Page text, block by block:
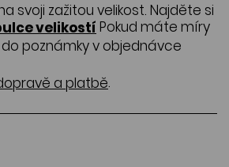
svoji zažitou velikost. Najděte si
velikostí Pokud máte míry
poznámky v objednávce
a platbě.